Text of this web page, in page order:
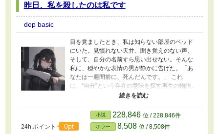
昨日、私を殺したのは私です
dep basic
目を覚ましたとき、私は知らない部屋のベッド
にいた。見慣れない天井、聞き覚えのない声、
そして、自分の名前すら思い出せない。そんな
私に、穏やかな表情の男が静かに告げた。「あ
なたは一週間前に、死んだんです。」 これ
は、“自分”という存在の意味を探す再生の物語。
遺書に残された筆跡はたしかに私のもの。で
も、家族も、誰も私を「私」だと認識しない。
ただ一匹の猫だけが、以前と同じように私にす
り寄ってきた。 夢の中で囁くもう一人の
24h.ポイント 0pt
小説 228,846 位 / 228,846件
ホラー 8,508 位 / 8,508件